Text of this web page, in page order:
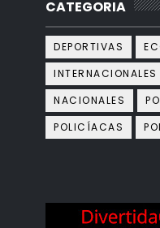
CATEGORIA
DEPORTIVAS
INTERNACIONALES
NACIONALES
POLICÍACAS